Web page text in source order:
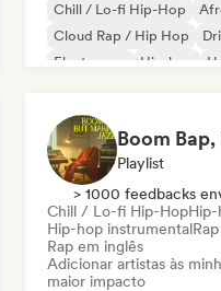
Chill / Lo-fi Hip-Hop
Cloud Rap / Hip Hop
Electropop
Hip-hop
Playlist
> 1000 feedbacks
Chill / Lo-fi Hip-HopHip-
Hip-hop instrumental
Rap em inglês
Adicionar artistas às
maior impacto